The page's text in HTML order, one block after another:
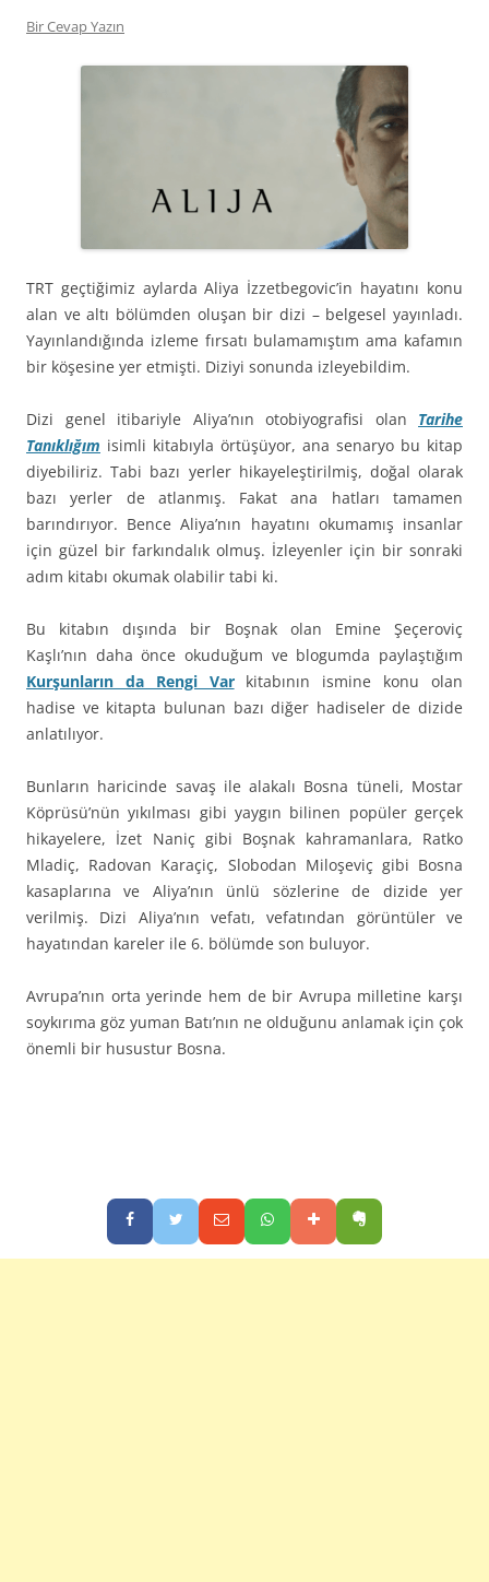
Bir Cevap Yazın
TRT geçtiğimiz aylarda Aliya İzzetbegovic’in hayatını konu
alan ve altı bölümden oluşan bir dizi – belgesel yayınladı.
Yayınlandığında izleme fırsatı bulamamıştım ama kafamın
bir köşesine yer etmişti. Diziyi sonunda izleyebildim.
Dizi genel itibariyle Aliya’nın otobiyografisi olan Tarihe
Tanıklığım isimli kitabıyla örtüşüyor, ana senaryo bu kitap
diyebiliriz. Tabi bazı yerler hikayeleştirilmiş, doğal olarak
bazı yerler de atlanmış. Fakat ana hatları tamamen
barındırıyor. Bence Aliya’nın hayatını okumamış insanlar
için güzel bir farkındalık olmuş. İzleyenler için bir sonraki
adım kitabı okumak olabilir tabi ki.
Bu kitabın dışında bir Boşnak olan Emine Şeçeroviç
Kaşlı’nın daha önce okuduğum ve blogumda paylaştığım
Kurşunların da Rengi Var
kitabının ismine konu olan
hadise ve kitapta bulunan bazı diğer hadiseler de dizide
anlatılıyor.
Bunların haricinde savaş ile alakalı Bosna tüneli, Mostar
Köprüsü’nün yıkılması gibi yaygın bilinen popüler gerçek
hikayelere, İzet Naniç gibi Boşnak kahramanlara, Ratko
Mladiç, Radovan Karaçiç, Slobodan Miloşeviç gibi Bosna
kasaplarına ve Aliya’nın ünlü sözlerine de dizide yer
verilmiş. Dizi Aliya’nın vefatı, vefatından görüntüler ve
hayatından kareler ile 6. bölümde son buluyor.
Avrupa’nın orta yerinde hem de bir Avrupa milletine karşı
soykırıma göz yuman Batı’nın ne olduğunu anlamak için çok
önemli bir husustur Bosna.